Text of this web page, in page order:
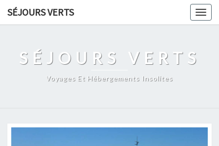
SÉJOURS VERTS
SÉJOURS VERTS
Voyages Et Hébergements Insolites